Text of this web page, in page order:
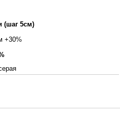
(шаг 5см)
+30%